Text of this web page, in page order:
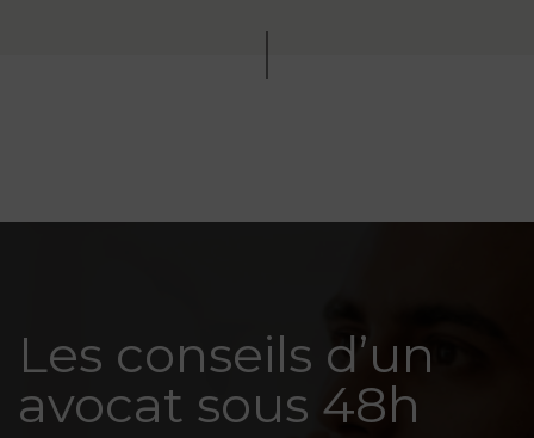
Les conseils d’un
avocat sous 48h